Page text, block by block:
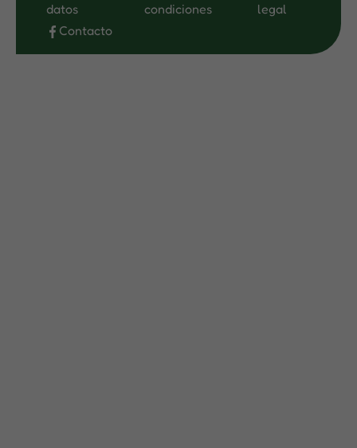
datos
condiciones
legal
Contacto